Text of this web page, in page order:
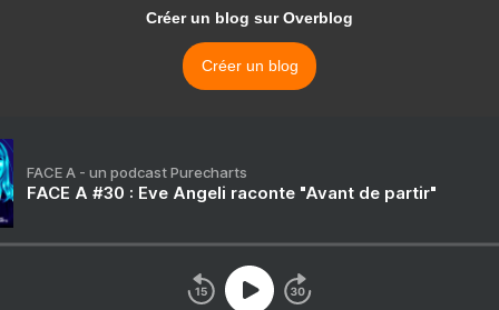
Créer un blog sur Overblog
Créer un blog
FACE A - un podcast Purecharts
FACE A #30 : Eve Angeli raconte "Avant de partir"